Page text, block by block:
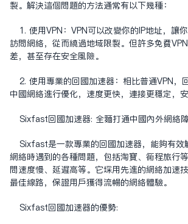
制。解决这个问题的方法通常有以下几种：
1. 使用VPN：VPN可以改变你的IP地址，让
访问网络，从而绕过地域限制。但许多免费
差，甚至存在安全风险。
2. 使用专业的回国加速器：相比普通VPN，
中国网络进行优化，速度更快，连接更稳定，
Sixfast回国加速器: 全面打通中国内外网络
Sixfast是一款专业的回国加速器，能够有效
网络时遇到的各种问题，包括淘宝、同程旅行
问速度慢、延迟高等。它采用先进的网络加速
最佳线路，保证用户获得流畅的网络体验。
Sixfast回国加速器的优势: